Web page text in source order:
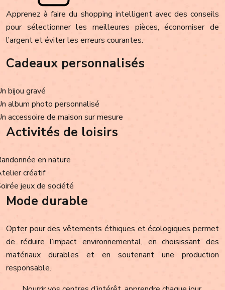
Apprenez à faire du shopping intelligent avec des conseils
pour sélectionner les meilleures pièces, économiser de
l’argent et éviter les erreurs courantes.
Cadeaux personnalisés
bijou gravé
album photo personnalisé
accessoire de maison sur mesure
Activités de loisirs
en nature
créatif
jeux de société
Mode durable
Opter pour des vêtements éthiques et écologiques permet
de réduire l’impact environnemental, en choisissant des
matériaux durables et en soutenant une production
responsable.